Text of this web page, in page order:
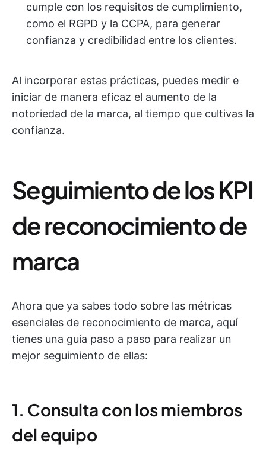
cumple con los requisitos de cumplimiento,
como el RGPD y la CCPA, para generar
confianza y credibilidad entre los clientes.
Al incorporar estas prácticas, puedes medir e
iniciar de manera eficaz el aumento de la
notoriedad de la marca, al tiempo que cultivas la
confianza.
Seguimiento de los KPI
de reconocimiento de
marca
Ahora que ya sabes todo sobre las métricas
esenciales de reconocimiento de marca, aquí
tienes una guía paso a paso para realizar un
mejor seguimiento de ellas:
1. Consulta con los miembros
del equipo